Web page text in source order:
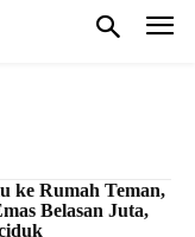
ke Rumah Teman,
Belasan Juta,